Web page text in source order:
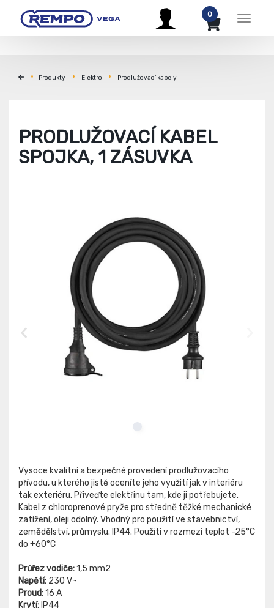
Menu
0
Produkty Elektro Prodlužovací kabely
PRODLUŽOVACÍ KABEL
SPOJKA, 1 ZÁSUVKA
Vysoce kvalitní a bezpečné provedení prodlužovacího
přívodu, u kterého jistě oceníte jeho využití jak v interiéru
tak exteriéru. Přiveďte elektřinu tam, kde ji potřebujete.
Kabel z chloroprenové pryže pro středně těžké mechanické
zatížení, oleji odolný. Vhodný pro použití ve stavebnictví,
zemědělství, průmyslu. IP44. Použití v rozmezí teplot -25°C
do +60°C
Průřez vodiče:1,5 mm2
Napětí: 230 V~
Proud:16 A
Krytí: IP44